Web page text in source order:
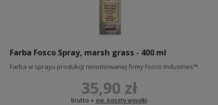
Farba Fosco Spray, marsh grass - 400 ml
Farba w sprayu produkcji renomowanej firmy Fosco Industries™.
35,90 zł
brutto + ew. koszty wysyłki